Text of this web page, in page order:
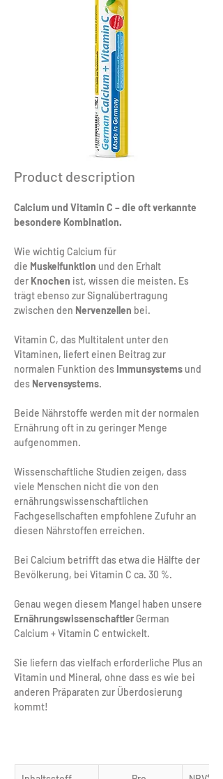
Product description
Calcium und Vitamin C – die oft verkannte
besondere Kombination.
Wie wichtig Calcium für
die Muskelfunktion und den Erhalt
der Knochen ist, wissen die meisten. Es
trägt ebenso zur Signalübertragung
zwischen den Nervenzellen bei.
Vitamin C, das Multitalent unter den
Vitaminen, liefert einen Beitrag zur
normalen Funktion des Immunsystems und
des Nervensystems.
Beide Nährstoffe werden mit der normalen
Ernährung oft in zu geringer Menge
aufgenommen.
Wissenschaftliche Studien zeigen, dass
viele Menschen nicht die von den
ernährungswissenschaftlichen
Fachgesellschaften empfohlene Zufuhr an
diesen Nährstoffen erreichen.
Bei Calcium betrifft das etwa die Hälfte der
Bevölkerung, bei Vitamin C ca. 30 %.
Genau wegen diesem Mangel haben unsere
Ernährungswissenschaftler German
Calcium + Vitamin C entwickelt.
Sie liefern das vielfach erforderliche Plus an
Vitamin und Mineral, ohne dass es wie bei
anderen Präparaten zur Überdosierung
kommt!